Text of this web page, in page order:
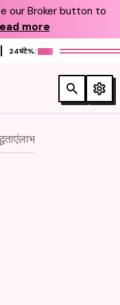
our Broker button to
more
24घंटे%:
लाभ